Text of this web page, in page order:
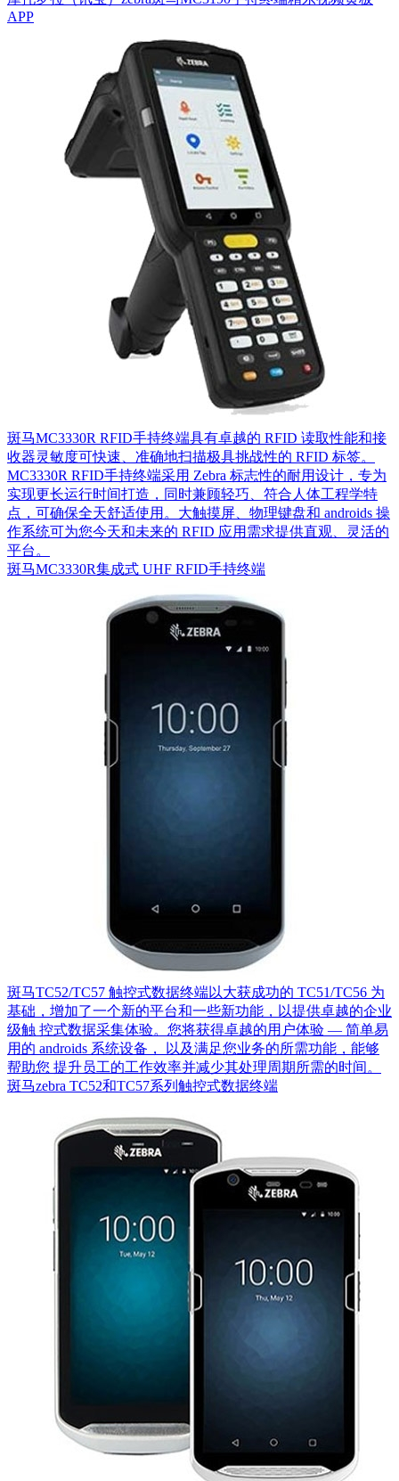
APP
斑马MC3330R RFID手持终端具有卓越的 RFID 读取性能和接
收器灵敏度可快速、准确地扫描极具挑战性的 RFID 标签。
MC3330R RFID手持终端采用 Zebra 标志性的耐用设计，专为
实现更长运行时间打造，同时兼顾轻巧、符合人体工程学特
点，可确保全天舒适使用。大触摸屏、物理键盘和 androids 操
作系统可为您今天和未来的 RFID 应用需求提供直观、灵活的
平台。
斑马MC3330R集成式 UHF RFID手持终端
斑马TC52/TC57 触控式数据终端以大获成功的 TC51/TC56 为
基础，增加了一个新的平台和一些新功能，以提供卓越的企业
级触 控式数据采集体验。您将获得卓越的用户体验 — 简单易
用的 androids 系统设备， 以及满足您业务的所需功能，能够
帮助您 提升员工的工作效率并减少其处理周期所需的时间。
斑马zebra TC52和TC57系列触控式数据终端